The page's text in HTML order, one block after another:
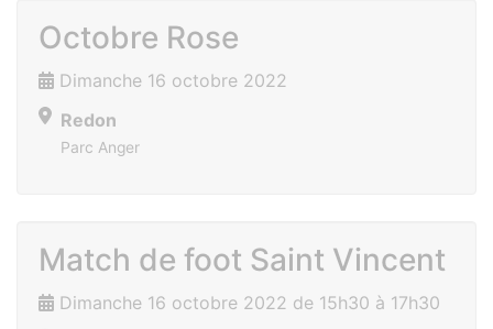
Octobre Rose
Dimanche 16 octobre 2022
Redon
Parc Anger
Match de foot Saint Vincent
Dimanche 16 octobre 2022 de 15h30 à 17h30